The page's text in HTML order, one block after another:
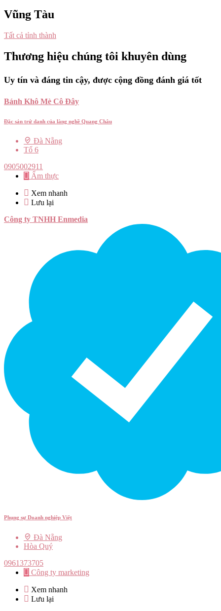
Vũng Tàu
Tất cả tỉnh thành
Thương hiệu chúng tôi khuyên dùng
Uy tín và đáng tin cậy, được cộng đồng đánh giá tốt
Bánh Khô Mè Cô Đây
Đặc sản trứ danh của làng nghề Quang Châu
Đà Nẵng
Tổ 6
0905002911
Ẩm thực
Xem nhanh
Lưu lại
Công ty TNHH Enmedia
Phụng sự Doanh nghiệp Việt
Đà Nẵng
Hòa Quý
0961373705
Công ty marketing
Xem nhanh
Lưu lại